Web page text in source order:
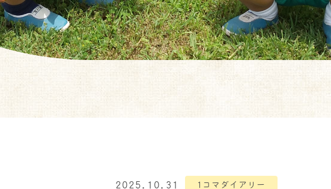
2025.10.31 1コマダイアリー